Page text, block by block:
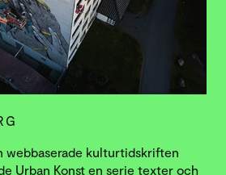
webbaserade kulturtidskriften
Urban Konst en serie texter och